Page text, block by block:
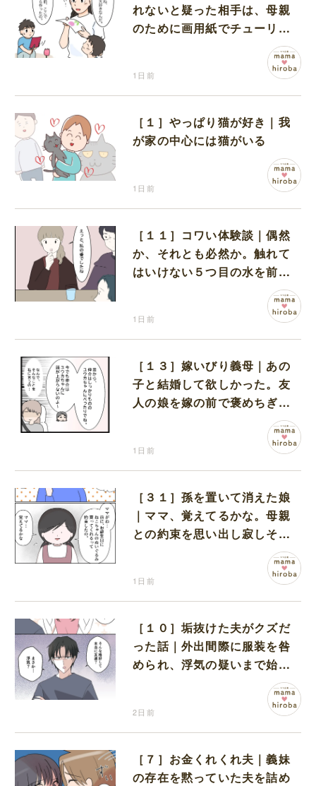
れないと疑った相手は、母親
のために画用紙でチューリッ
プを作っていただけだった
1日前
［１］やっぱり猫が好き｜我
が家の中心には猫がいる
1日前
［１１］コワい体験談｜偶然
か、それとも必然か。触れて
はいけない５つ目の水を前に
1日前
［１３］嫁いびり義母｜あの
子と結婚して欲しかった。友
人の娘を嫁の前で褒めちぎる
1日前
［３１］孫を置いて消えた娘
｜ママ、覚えてるかな。母親
との約束を思い出し寂しそう
1日前
［１０］垢抜けた夫がクズだ
った話｜外出間際に服装を咎
められ、浮気の疑いまで始め
2日前
［７］お金くれくれ夫｜義妹
の存在を黙っていた夫を詰め